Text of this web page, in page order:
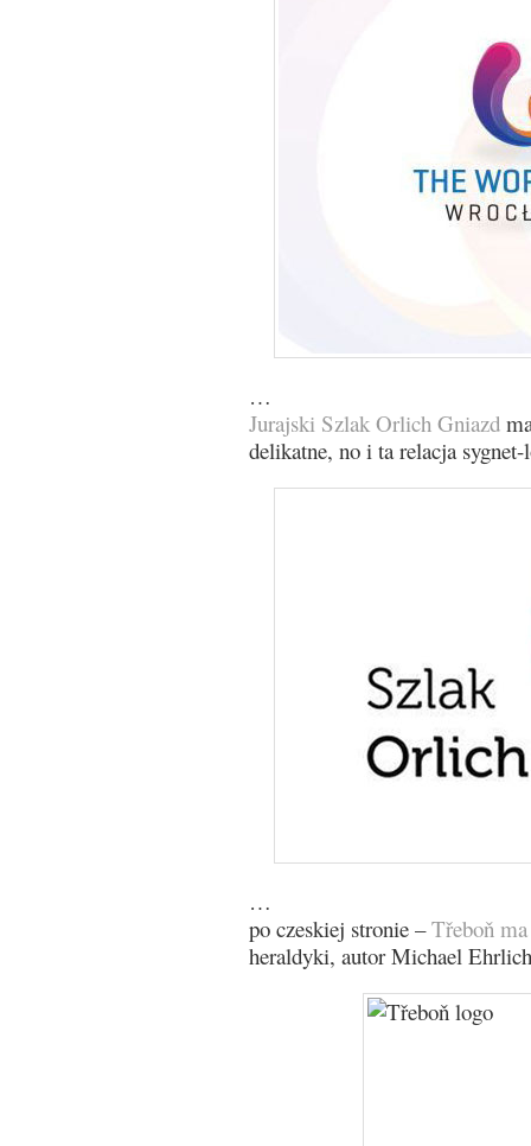
…
Jurajski Szlak Orlich Gniazd
delikatne, no i ta relacja
…
po czeskiej stronie –Třeboň
heraldyki, autor Michael Ehrlich